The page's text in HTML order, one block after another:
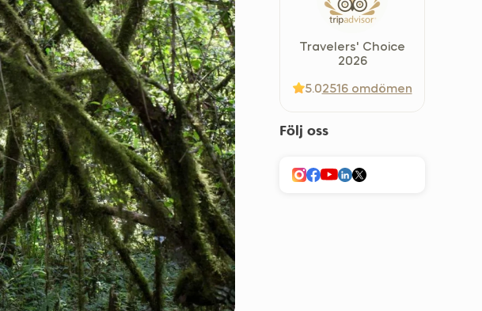
Sverige (Svenska)
Schweiz (Deutsch)
Україна (Українська)
Travelers' Choice
2026
5.02516 omdömen
Följ oss